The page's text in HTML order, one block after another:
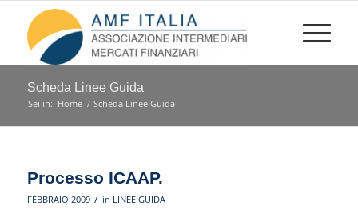
Scheda Linee Guida
Sei in: Home / Scheda Linee Guida
Processo ICAAP.
FEBBRAIO 2009 / in LINEE GUIDA